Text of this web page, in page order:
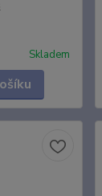
Skladem